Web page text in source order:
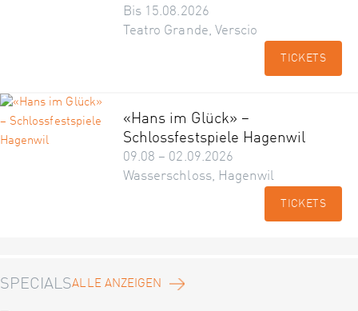
Bis 15.08.2026
Teatro Grande, Verscio
TICKETS
«Hans im Glück» –
Schlossfestspiele Hagenwil
09.08 – 02.09.2026
Wasserschloss, Hagenwil
TICKETS
SPECIALSALLE ANZEIGEN